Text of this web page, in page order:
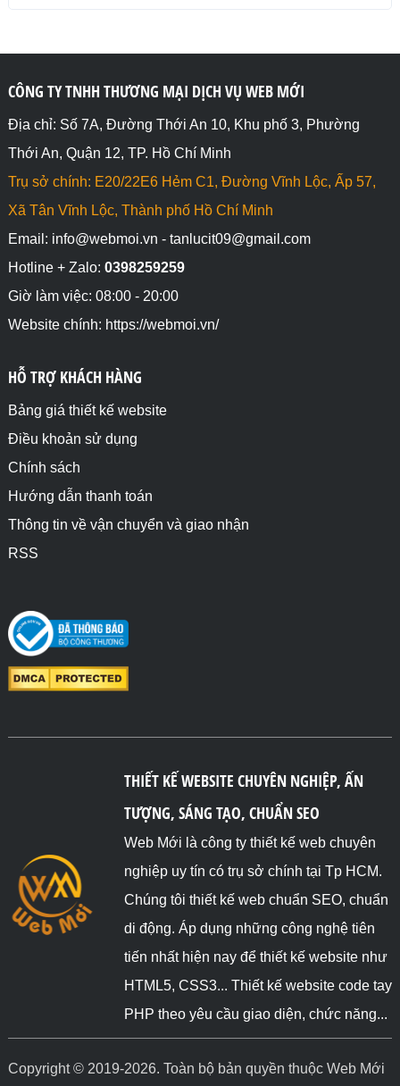
CÔNG TY TNHH THƯƠNG MẠI DỊCH VỤ WEB MỚI
Địa chỉ: Số 7A, Đường Thới An 10, Khu phố 3, Phường
Thới An, Quận 12, TP. Hồ Chí Minh
Trụ sở chính: E20/22E6 Hẻm C1, Đường Vĩnh Lộc, Ấp 57,
Xã Tân Vĩnh Lộc, Thành phố Hồ Chí Minh
Email: info@webmoi.vn - tanlucit09@gmail.com
Hotline + Zalo: 0398259259
Giờ làm việc: 08:00 - 20:00
Website chính: https://webmoi.vn/
HỖ TRỢ KHÁCH HÀNG
Bảng giá thiết kế website
Điều khoản sử dụng
Chính sách
Hướng dẫn thanh toán
Thông tin về vận chuyển và giao nhận
RSS
THIẾT KẾ WEBSITE CHUYÊN NGHIỆP, ẤN
TƯỢNG, SÁNG TẠO, CHUẨN SEO
Web Mới là công ty thiết kế web chuyên
nghiệp uy tín có trụ sở chính tại Tp HCM.
Chúng tôi thiết kế web chuẩn SEO, chuẩn
di động. Áp dụng những công nghệ tiên
tiến nhất hiện nay để thiết kế website như
HTML5, CSS3... Thiết kế website code tay
PHP theo yêu cầu giao diện, chức năng...
Copyright © 2019-2026. Toàn bộ bản quyền thuộc Web Mới